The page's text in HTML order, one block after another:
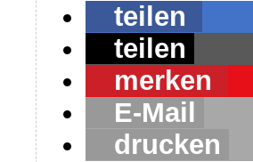
teilen
teilen
merken
E-Mail
drucken